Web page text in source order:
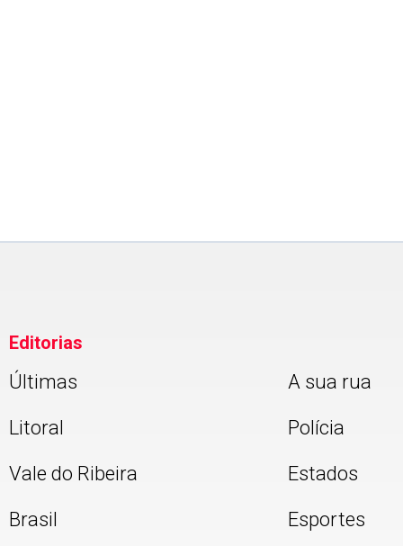
Editorias
Últimas
Litoral
Vale do Ribeira
Brasil
A sua rua
Polícia
Estados
Esportes